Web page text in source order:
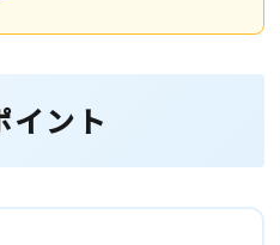
イント